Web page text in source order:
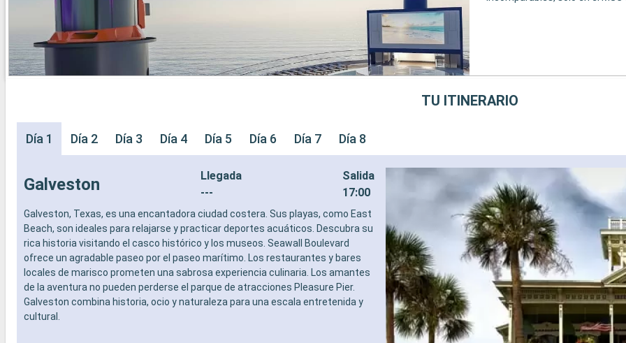
TU ITINERARIO
Día 1 Día 2 Día 3 Día 4 Día 5 Día 6 Día 7 Día 8
Galveston
Llegada
---
Salida
17:00
Galveston, Texas, es una encantadora ciudad costera. Sus playas, como East
Beach, son ideales para relajarse y practicar deportes acuáticos. Descubra su
rica historia visitando el casco histórico y los museos. Seawall Boulevard
ofrece un agradable paseo por el paseo marítimo. Los restaurantes y bares
locales de marisco prometen una sabrosa experiencia culinaria. Los amantes
de la aventura no pueden perderse el parque de atracciones Pleasure Pier.
Galveston combina historia, ocio y naturaleza para una escala entretenida y
cultural.